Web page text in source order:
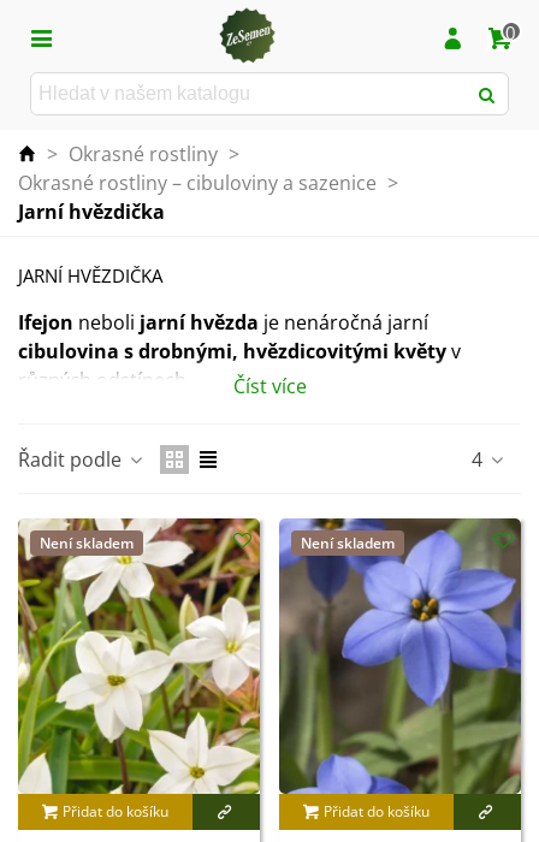
0
> Okrasné rostliny >
Okrasné rostliny – cibuloviny a sazenice >
Jarní hvězdička
JARNÍ HVĚZDIČKA
Ifejon neboli jarní hvězda je nenáročná jarní
cibulovina s drobnými, hvězdicovitými květyv
různých odstínech.
mrazuvzdorná.
vytváří voňavý, hustý porost.
Číst více
Řadit podle 4
Není skladem
Přidat do košíku
Není skladem
Přidat do košíku